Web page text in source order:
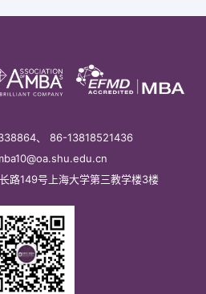
、 86-13818521436
路149号上海大学第三教学楼3楼